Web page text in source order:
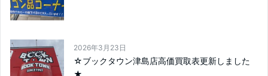
2026年3月23日
☆ブックタウン津島店高価買取表更新しました
★